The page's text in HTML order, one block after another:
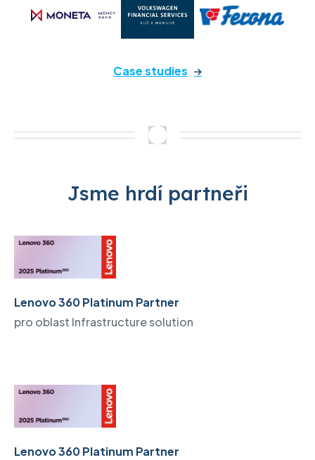
Case studies
Jsme hrdí partneři
Lenovo 360 Platinum Partner
pro oblast Infrastructure solution
Lenovo 360 Platinum Partner